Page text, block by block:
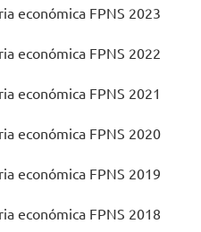
económica FPNS 2023
económica FPNS 2022
económica FPNS 2021
económica FPNS 2020
económica FPNS 2019
económica FPNS 2018